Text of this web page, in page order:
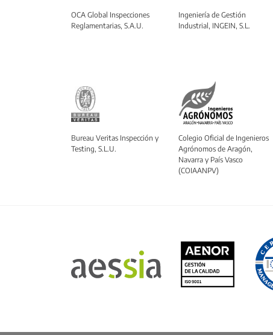
OCA Global Inspecciones
Reglamentarias, S.A.U.
Ingeniería de Gestión
Industrial, INGEIN, S.L.
Bureau Veritas Inspección y
Testing, S.L.U.
Colegio Oficial de Ingenieros
Agrónomos de Aragón,
Navarra y País Vasco
(COIAANPV)